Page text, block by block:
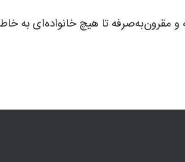
مقرون‌به‌صرفه تا هیچ خانواده‌ای به